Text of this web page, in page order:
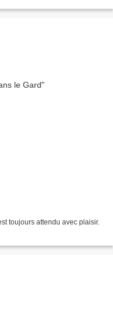
toujours attendu avec plaisir.